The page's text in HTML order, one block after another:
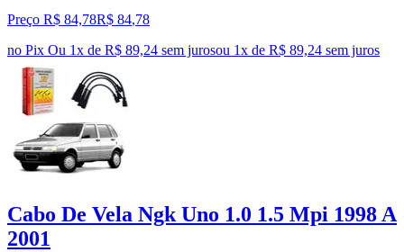
Preço R$ 84,78R$ 84,78
no Pix Ou 1x de R$ 89,24 sem jurosou 1x de R$ 89,24 sem juros
Cabo De Vela Ngk Uno 1.0 1.5 Mpi 1998 A
2001